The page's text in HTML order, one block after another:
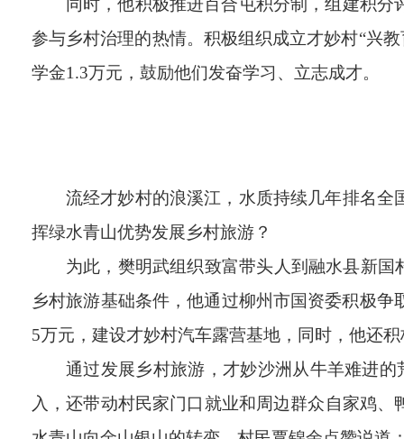
同时，他积极推进百合屯积分制，组建积
参与乡村治理的热情。积极组织成立才妙村“兴教
学金1.3万元，鼓励他们发奋学习、立志成才。
流经才妙村的浪溪江，水质持续几年排名全
挥绿水青山优势发展乡村旅游？
为此，樊明武组织致富带头人到融水县新
乡村旅游基础条件，他通过柳州市国资委积极争
5万元，建设才妙村汽车露营基地，同时，他还
通过发展乡村旅游，才妙沙洲从牛羊难进
入，还带动村民家门口就业和周边群众自家鸡、